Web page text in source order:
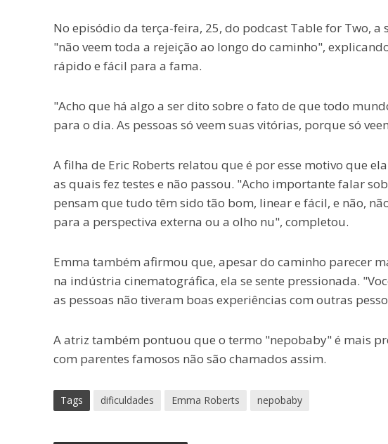
No episódio da terça-feira, 25, do podcast Table for Two, a
"não veem toda a rejeição ao longo do caminho",
rápido e fácil para a fama.
"Acho que há algo a ser dito sobre o fato de que todo
para o dia. As pessoas só veem suas vitórias, porque só
A filha de Eric Roberts relatou que é por esse motivo que
as quais fez testes e não passou. "Acho importante falar
pensam que tudo têm sido tão bom, linear e fácil, e não,
para a perspectiva externa ou a olho nu", completou.
Emma também afirmou que, apesar do caminho parecer
na indústria cinematográfica, ela se sente pressionada.
as pessoas não tiveram boas experiências com outras
A atriz também pontuou que o termo "nepobaby" é mais
com parentes famosos não são chamados assim.
Tags dificuldades Emma Roberts nepobaby